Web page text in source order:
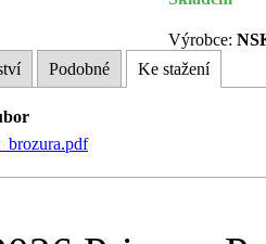
Výrobce:
Podobné Ke stažení